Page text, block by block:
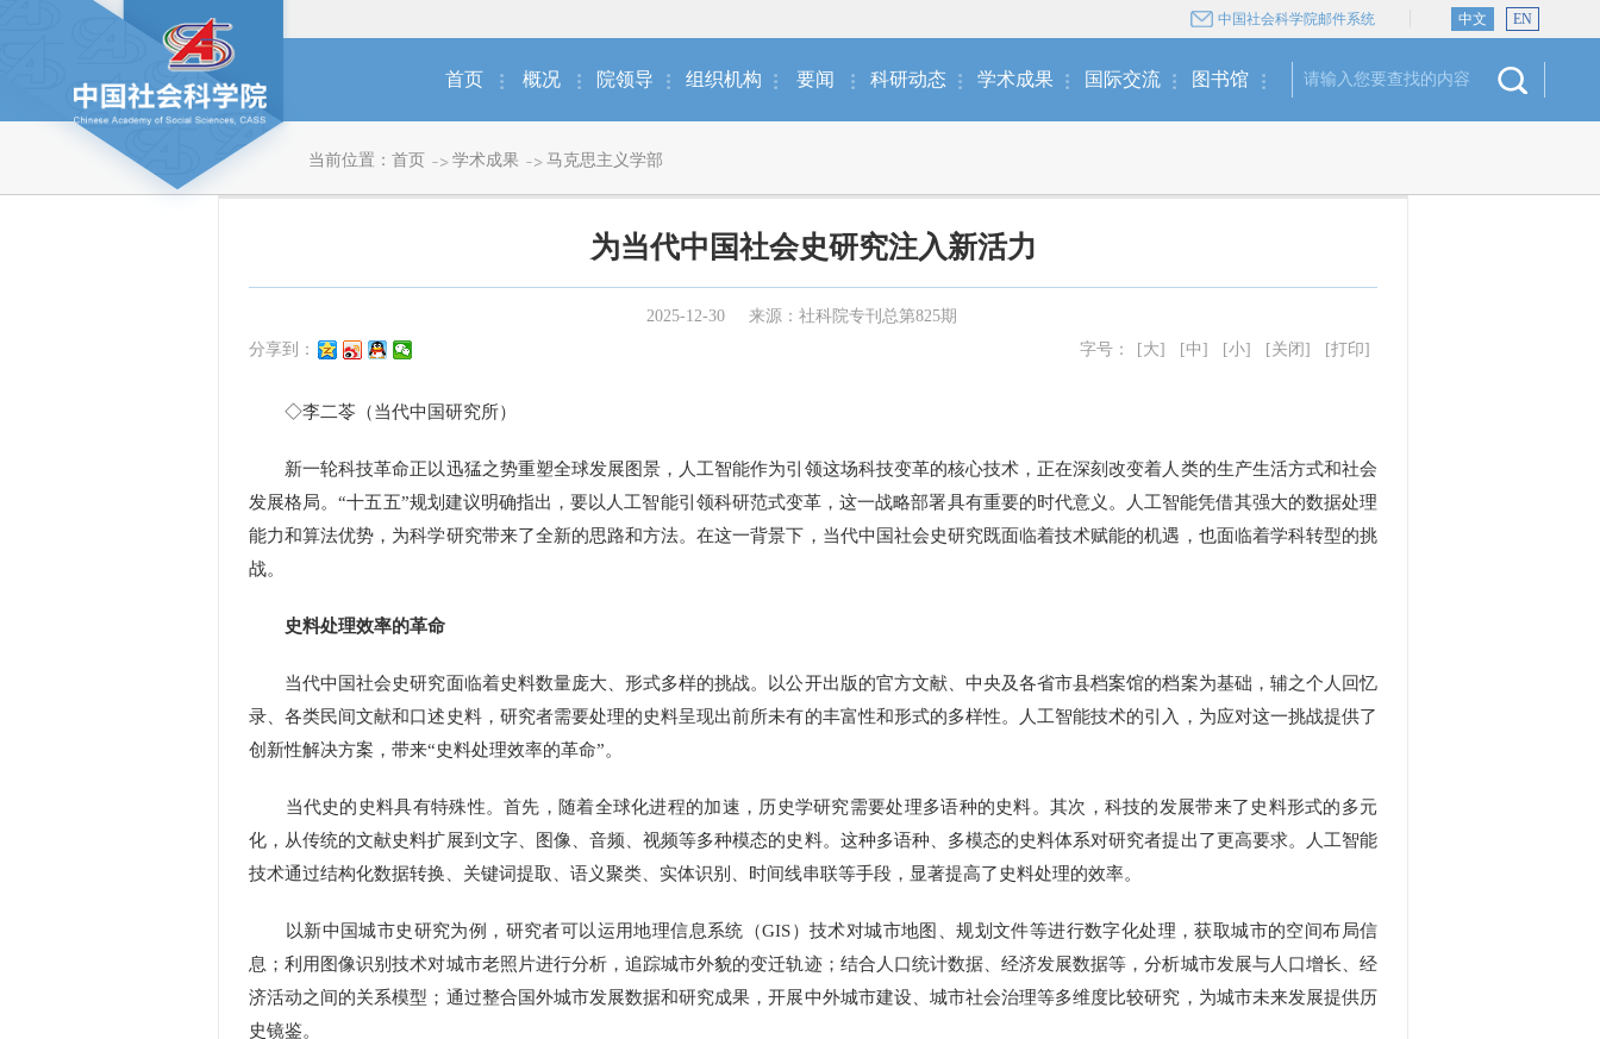
中国社会科学院邮件系统 中文 EN
首页 概况 院领导 组织机构 要闻 科研动态 学术成果 国际交流 图书馆
当前位置： 首页 学术成果 马克思主义学部
为当代中国社会史研究注入新活力
2025-12-30
来源：社科院专刊总第825期
分享到：
字号： [大] [中] [小] [关闭] [打印]
◇李二苓（当代中国研究所）
新一轮科技革命正以迅猛之势重塑全球发展图景，人工智能作为引领这场科技变革的核心技术，正在深刻改变着人类的生产生活方式和社会
发展格局。“十五五”规划建议明确指出，要以人工智能引领科研范式变革，这一战略部署具有重要的时代意义。人工智能凭借其强大的数据处理
能力和算法优势，为科学研究带来了全新的思路和方法。在这一背景下，当代中国社会史研究既面临着技术赋能的机遇，也面临着学科转型的挑
战。
史料处理效率的革命
当代中国社会史研究面临着史料数量庞大、形式多样的挑战。以公开出版的官方文献、中央及各省市县档案馆的档案为基础，辅之个人回忆
录、各类民间文献和口述史料，研究者需要处理的史料呈现出前所未有的丰富性和形式的多样性。人工智能技术的引入，为应对这一挑战提供了
创新性解决方案，带来“史料处理效率的革命”。
当代史的史料具有特殊性。首先，随着全球化进程的加速，历史学研究需要处理多语种的史料。其次，科技的发展带来了史料形式的多元
化，从传统的文献史料扩展到文字、图像、音频、视频等多种模态的史料。这种多语种、多模态的史料体系对研究者提出了更高要求。人工智能
技术通过结构化数据转换、关键词提取、语义聚类、实体识别、时间线串联等手段，显著提高了史料处理的效率。
以新中国城市史研究为例，研究者可以运用地理信息系统（GIS）技术对城市地图、规划文件等进行数字化处理，获取城市的空间布局信
息；利用图像识别技术对城市老照片进行分析，追踪城市外貌的变迁轨迹；结合人口统计数据、经济发展数据等，分析城市发展与人口增长、经
济活动之间的关系模型；通过整合国外城市发展数据和研究成果，开展中外城市建设、城市社会治理等多维度比较研究，为城市未来发展提供历
史镜鉴。